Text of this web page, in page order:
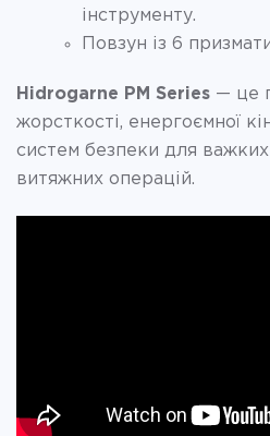
інструменту.
Повзун із 6
Hidrogarne PM Series — це
жорсткості, енергоємної
систем безпеки для
витяжних операцій.